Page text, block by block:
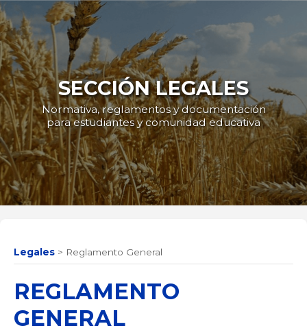
SECCIÓN LEGALES
Normativa, reglamentos y documentación
para estudiantes y comunidad educativa
Legales > Reglamento General
REGLAMENTO
GENERAL